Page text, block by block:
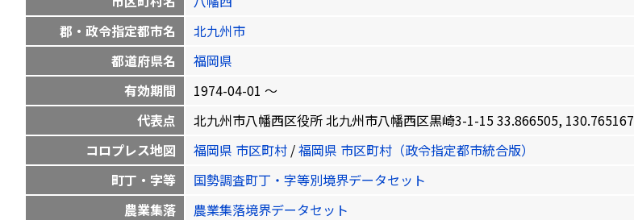
郡・政令指定都市名
北九州市
都道府県名
福岡県
有効期間
1974-04-01 〜
代表点
北九州市八幡西区役所 北九州市八幡西区黒崎3-1-15 33.866505, 130.765167
コロプレス地図
福岡県 市区町村 /福岡県 市区町村（政令指定都市統合版）
町丁・字等
国勢調査町丁・字等別境界データセット
農業集落
農業集落境界データセット